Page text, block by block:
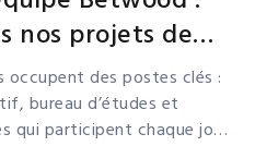
nos projets de
des postes clés :
bureau d’études et
qui participent chaque jour